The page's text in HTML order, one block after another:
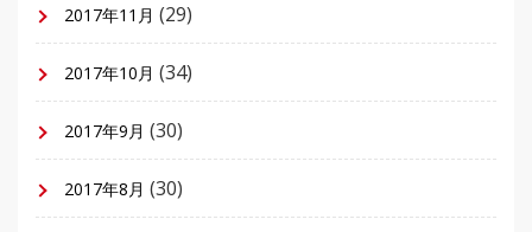
2017年11月 (29)
2017年10月 (34)
2017年9月 (30)
2017年8月 (30)